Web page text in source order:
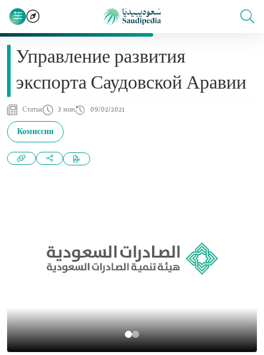
Управление развития
экспорта Саудовской Аравии
Статья 3 мин 09/02/2021
Комиссии